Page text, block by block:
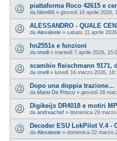
piattaforma Roco 42615 e
da Ninni56 » giovedì 16 aprile 2026,
ALESSANDRO - QUALE
da Alexaleele » sabato 11 aprile
hn2551s e funzioni
da oneill » martedì 7 aprile 2026,
scambio fleischmann 9171,
da oneill » lunedì 16 marzo 2026,
Dopo una doppia trazione…
da Mario De Prisco » giovedì 26
Digikeijs DR4018 e motiri MP
da andreachef » domenica 29
Decoder ESU LokPilot V.4 -
da Alexaleele » domenica 22 marzo